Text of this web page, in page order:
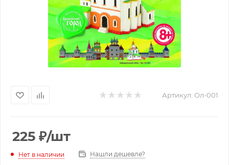
Артикул: Ол-001
225 ₽/шт
Нет в наличии Нашли дешевле?